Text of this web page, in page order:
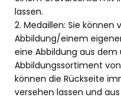
lassen.
2. Medaillen: Sie
Abbildung/einem
eine Abbildung aus
Abbildungssortiment
können die Rückseite
versehen lassen und